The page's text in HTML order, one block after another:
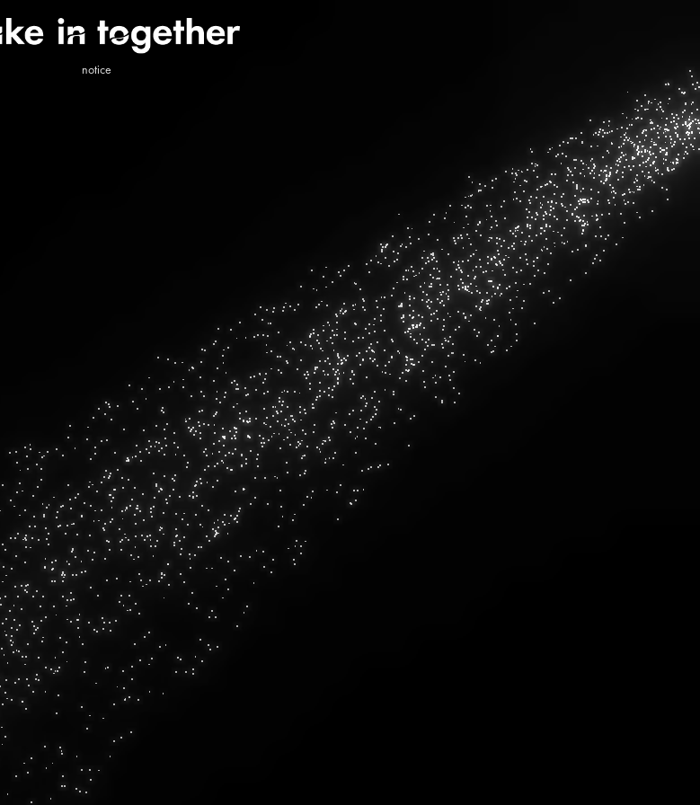
notice